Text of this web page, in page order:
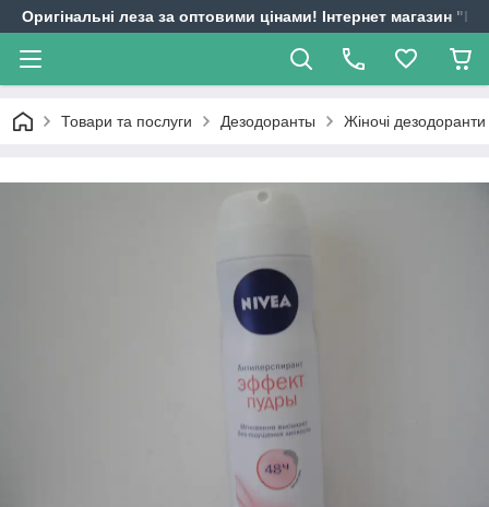
Оригінальні леза за оптовими цінами! Інтернет магазин
Товари та послуги Дезодоранты Жіночі дезодоранти